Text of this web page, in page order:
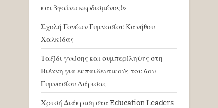
και βγαίνω κερδισμένος!»
Σχολή Γονέων Γυμνασίου Κανήθου
Χαλκίδας
Ταξίδι γνώσης και συμπερίληψης στη
Βιέννη για εκπαιδευτικούς του 6ου
Γυμνασίου Λάρισας
Χρυσή Διάκριση στα Education Leaders